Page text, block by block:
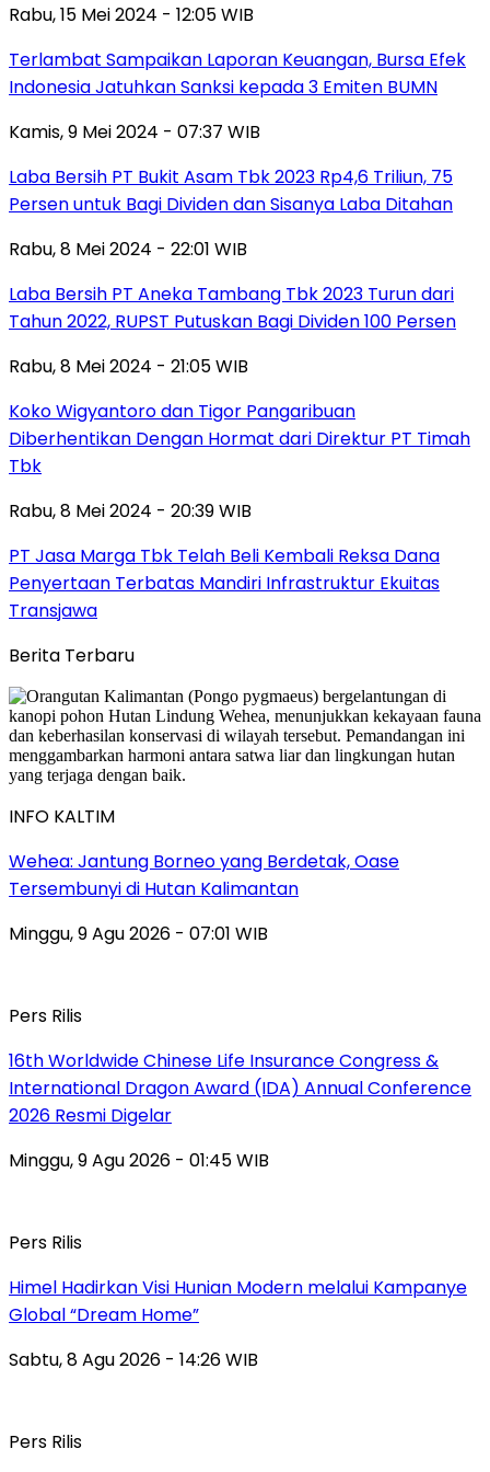
Rabu, 15 Mei 2024 - 12:05 WIB
Terlambat Sampaikan Laporan Keuangan, Bursa Efek
Indonesia Jatuhkan Sanksi kepada 3 Emiten BUMN
Kamis, 9 Mei 2024 - 07:37 WIB
Laba Bersih PT Bukit Asam Tbk 2023 Rp4,6 Triliun, 75
Persen untuk Bagi Dividen dan Sisanya Laba Ditahan
Rabu, 8 Mei 2024 - 22:01 WIB
Laba Bersih PT Aneka Tambang Tbk 2023 Turun dari
Tahun 2022, RUPST Putuskan Bagi Dividen 100 Persen
Rabu, 8 Mei 2024 - 21:05 WIB
Koko Wigyantoro dan Tigor Pangaribuan
Diberhentikan Dengan Hormat dari Direktur PT Timah
Tbk
Rabu, 8 Mei 2024 - 20:39 WIB
PT Jasa Marga Tbk Telah Beli Kembali Reksa Dana
Penyertaan Terbatas Mandiri Infrastruktur Ekuitas
Transjawa
Berita Terbaru
INFO KALTIM
Wehea: Jantung Borneo yang Berdetak, Oase
Tersembunyi di Hutan Kalimantan
Minggu, 9 Agu 2026 - 07:01 WIB
Pers Rilis
16th Worldwide Chinese Life Insurance Congress &
International Dragon Award (IDA) Annual Conference
2026 Resmi Digelar
Minggu, 9 Agu 2026 - 01:45 WIB
Pers Rilis
Himel Hadirkan Visi Hunian Modern melalui Kampanye
Global “Dream Home”
Sabtu, 8 Agu 2026 - 14:26 WIB
Pers Rilis